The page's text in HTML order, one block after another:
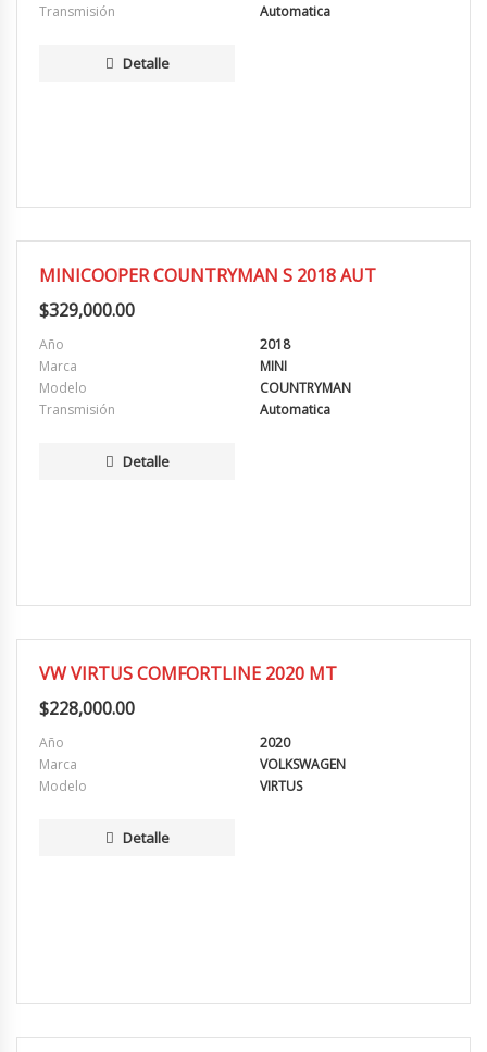
Transmisión
Automatica
Detalle
MUY BUENA
MINICOOPER COUNTRYMAN S 2018 AUT
$329,000.00
Año
2018
Marca
MINI
Modelo
COUNTRYMAN
Transmisión
Automatica
Detalle
MUY BUENA
VW VIRTUS COMFORTLINE 2020 MT
$228,000.00
Año
2020
Marca
VOLKSWAGEN
Modelo
VIRTUS
Detalle